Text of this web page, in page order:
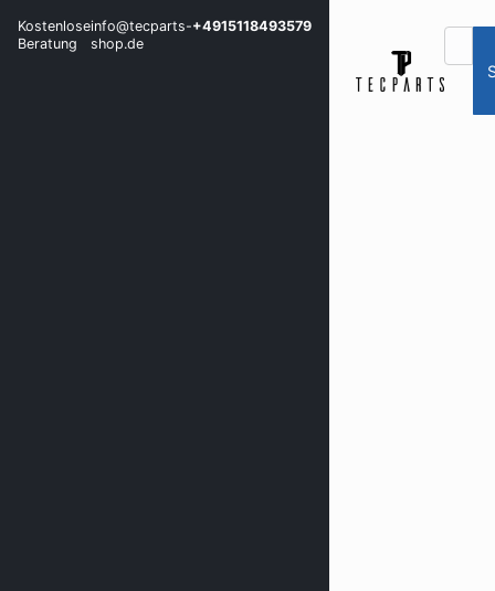
Kostenlose
Beratung
info@tecparts-
shop.de
+4915118493579